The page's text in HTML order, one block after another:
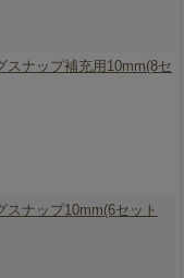
スナップ補充用10mm(8セ
スナップ10mm(6セット